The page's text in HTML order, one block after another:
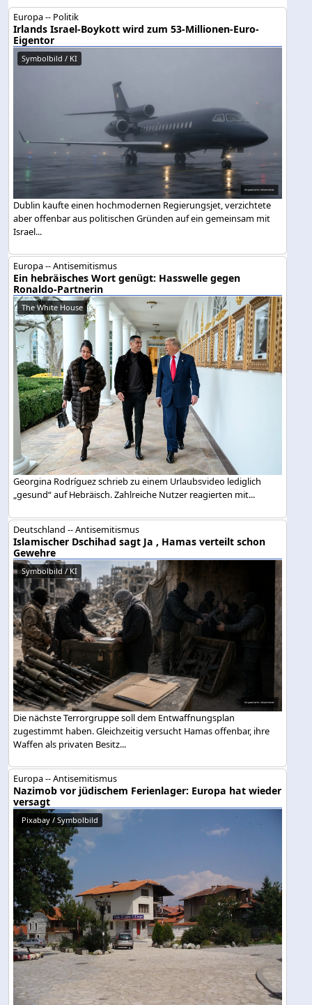
Europa -- Politik
Irlands Israel-Boykott wird zum 53-Millionen-Euro-
Eigentor
Symbolbild / KI
Dublin kaufte einen hochmodernen Regierungsjet, verzichtete
aber offenbar aus politischen Gründen auf ein gemeinsam mit
Israel...
Europa -- Antisemitismus
Ein hebräisches Wort genügt: Hasswelle gegen
Ronaldo-Partnerin
The White House
Georgina Rodríguez schrieb zu einem Urlaubsvideo lediglich
„gesund“ auf Hebräisch. Zahlreiche Nutzer reagierten mit...
Deutschland -- Antisemitismus
Islamischer Dschihad sagt Ja , Hamas verteilt schon
Gewehre
Symbolbild / KI
Die nächste Terrorgruppe soll dem Entwaffnungsplan
zugestimmt haben. Gleichzeitig versucht Hamas offenbar, ihre
Waffen als privaten Besitz...
Europa -- Antisemitismus
Nazimob vor jüdischem Ferienlager: Europa hat wieder
versagt
Pixabay / Symbolbild